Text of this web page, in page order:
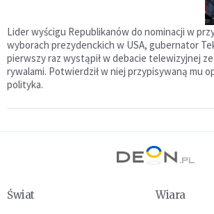
Lider wyścigu Republikanów do nominacji w
wyborach prezydenckich w USA, gubernator
pierwszy raz wystąpił w debacie telewizyjnej
rywalami. Potwierdził w niej przypisywaną mu
polityka.
Świat
Wiara